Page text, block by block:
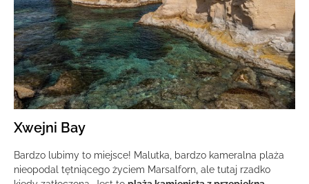
Xwejni Bay
Bardzo lubimy to miejsce! Malutka, bardzo kameralna plaża
nieopodal tętniącego życiem Marsalforn, ale tutaj rzadko